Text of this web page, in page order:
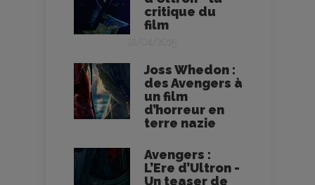
critique du
film
22/04/2015
Joss Whedon :
des Avengers à
un film
d’horreur en
terre nazie
Avengers :
L’Ere d’Ultron -
Un teaser de